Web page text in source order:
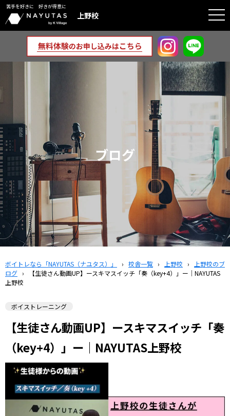
苦手を好きに 好きが得意に
上野校
ブログ
ボイトレなら「NAYUTAS（ナユタス）」 › 校舎一覧 › 上野校 ›
上野校のブ
ログ ›
【生徒さん動画UP】ースキマスイッチ「奏（key+4）」ー｜NAYUTAS
上野校
ボイストレーニング
【生徒さん動画UP】ースキマスイッチ「奏
（key+4）」ー｜NAYUTAS上野校